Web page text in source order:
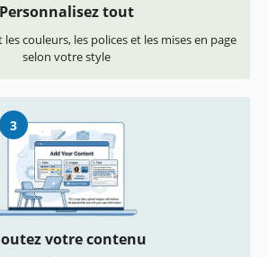
Personnalisez tout
couleurs, les polices et les mises en page
selon votre style
3
votre contenu